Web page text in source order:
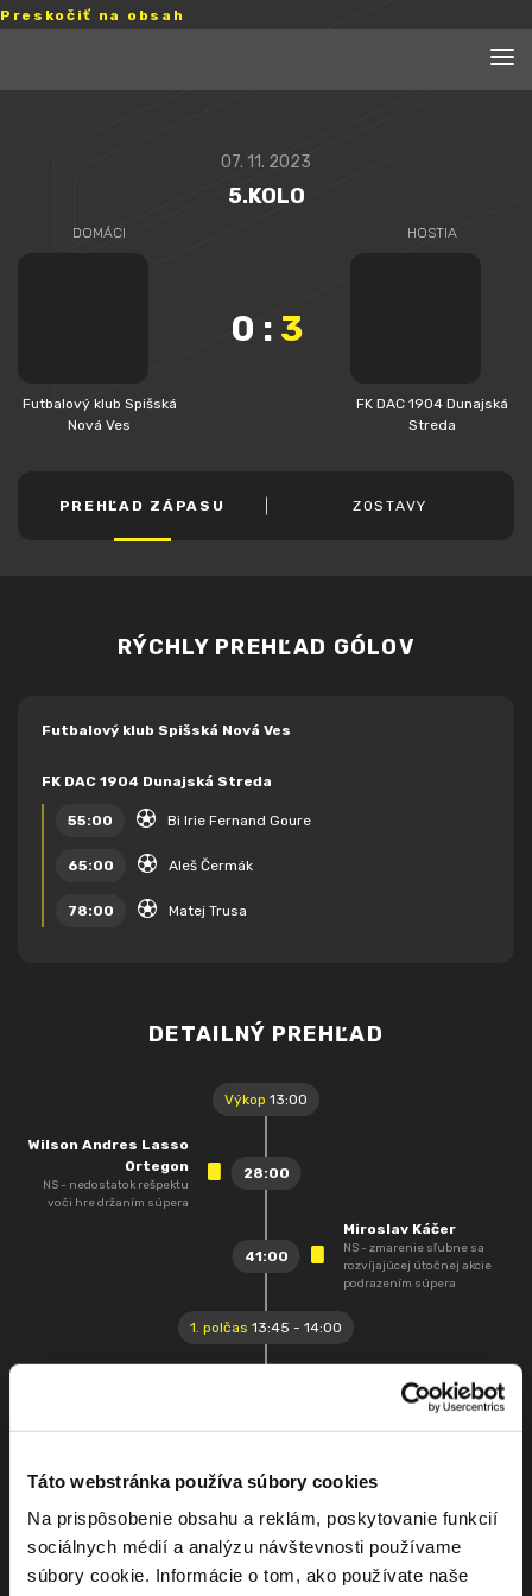
Táto webstránka používa súbory cookies
Na prispôsobenie obsahu a reklám, poskytovanie funkcií
sociálnych médií a analýzu návštevnosti používame
súbory cookie. Informácie o tom, ako používate naše
Preskočiť na obsah
07. 11. 2023
5.KOLO
DOMÁCI
Futbalový klub Spišská
Nová Ves
0 : 3
HOSTIA
FK DAC 1904 Dunajská
Streda
PREHĽAD ZÁPASU ZOSTAVY
RÝCHLY PREHĽAD GÓLOV
Futbalový klub Spišská Nová Ves
FK DAC 1904 Dunajská Streda
55:00 Bi Irie Fernand Goure
65:00 Aleš Čermák
78:00 Matej Trusa
DETAILNÝ PREHĽAD
Výkop 13:00
28:00
Wilson Andres Lasso
Ortegon
NS - nedostatok rešpektu
voči hre držaním súpera
41:00
Miroslav Káčer
NS - zmarenie sľubne sa
rozvíjajúcej útočnej akcie
podrazením súpera
1. polčas 13:45 - 14:00
Miroslav Káčer
Striedajúci hráč: Milan
46:00
Romero Tocuyo
Striedajúci hráč: Milán
Jakub Škovran
Striedajúci hráč: Šimon
Ištvánik